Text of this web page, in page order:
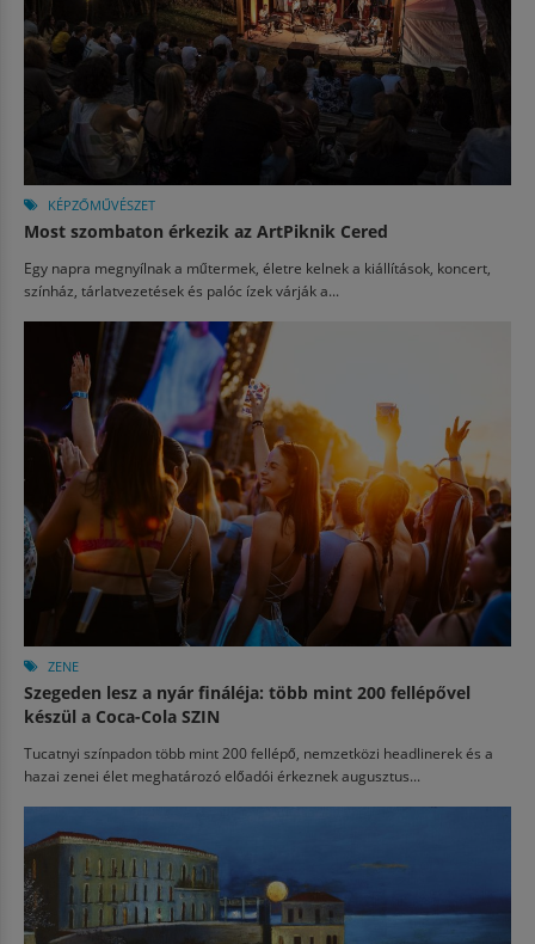
KÉPZŐMŰVÉSZET
Most szombaton érkezik az ArtPiknik Cered
Egy napra megnyílnak a műtermek, életre kelnek a kiállítások, koncert,
színház, tárlatvezetések és palóc ízek várják a...
ZENE
Szegeden lesz a nyár fináléja: több mint 200 fellépővel
készül a Coca-Cola SZIN
Tucatnyi színpadon több mint 200 fellépő, nemzetközi headlinerek és a
hazai zenei élet meghatározó előadói érkeznek augusztus...